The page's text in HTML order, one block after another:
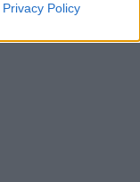
Privacy Policy